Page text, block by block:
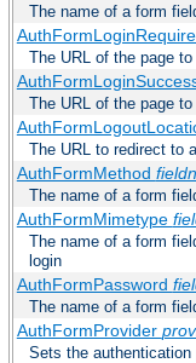
The name of a form
The URL of the page
The URL of the page
The URL to redirect to
AuthFormMethod
The name of a form
AuthFormMimetype
The name of a form
login
AuthFormPassword
The name of a form
AuthFormProvider
Sets the